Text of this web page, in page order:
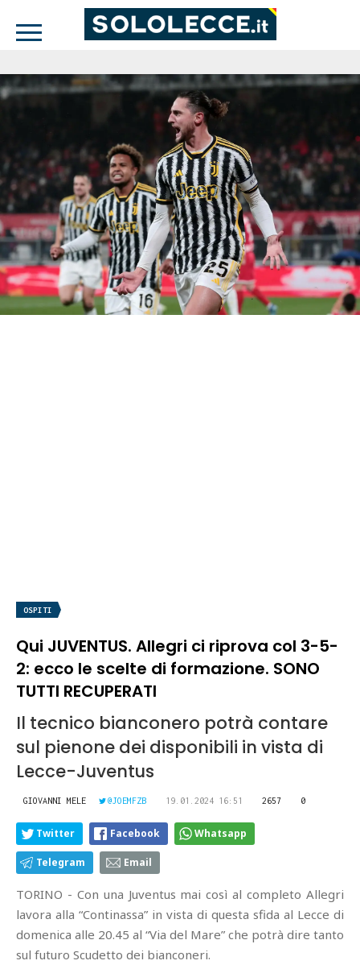
OSPITI
Qui JUVENTUS. Allegri ci riprova col 3-5-
2: ecco le scelte di formazione. SONO
TUTTI RECUPERATI
Il tecnico bianconero potrà contare
sul pienone dei disponibili in vista di
Lecce-Juventus
GIOVANNI MELE @JOEMFZB 19.01.2024 16:51 2657 0
Twitter Facebook Whatsapp
Telegram Email
TORINO - Con una Juventus mai così al completo Allegri
lavora alla “Continassa” in vista di questa sfida al Lecce di
domenica alle 20.45 al “Via del Mare” che potrà dire tanto
sul futuro Scudetto dei bianconeri.